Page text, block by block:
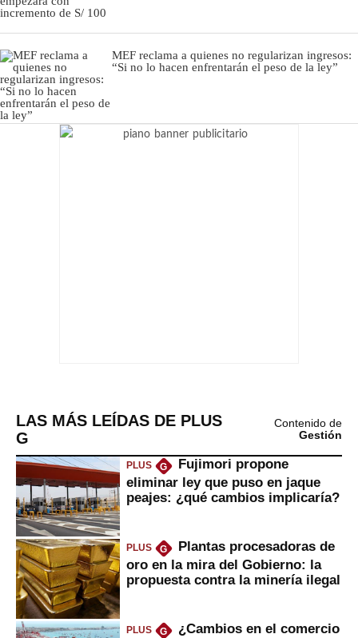
MEF reclama a quienes no regularizan ingresos:
“Si no lo hacen enfrentarán el peso de la ley”
LAS MÁS LEÍDAS DE PLUS
G
Contenido de
Gestión
PLUS G
Fujimori propone
eliminar ley que puso en jaque
peajes: ¿qué cambios implicaría?
PLUS G
Plantas procesadoras de
oro en la mira del Gobierno: la
propuesta contra la minería ilegal
PLUS G
¿Cambios en el comercio